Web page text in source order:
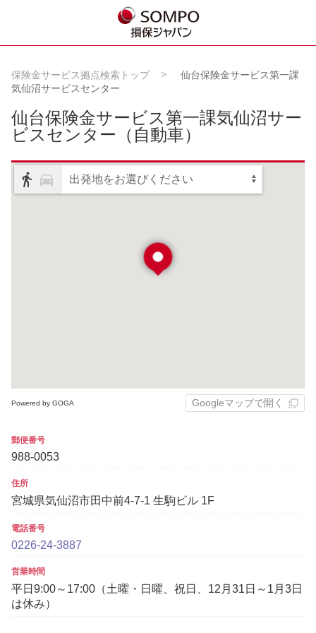
保険金サービス拠点検索トップ
仙台保険金サービス第一課
気仙沼サービスセンター
仙台保険金サービス第一課気仙沼サー
ビスセンター （自動車）
出発地をお選びください
Powered by GOGA Googleマップで開く
郵便番号
988-0053
住所
宮城県気仙沼市田中前4-7-1 生駒ビル 1F
電話番号
0226-24-3887
営業時間
平日9:00～17:00（土曜・日曜、祝日、12月31日～1月3日
は休み）